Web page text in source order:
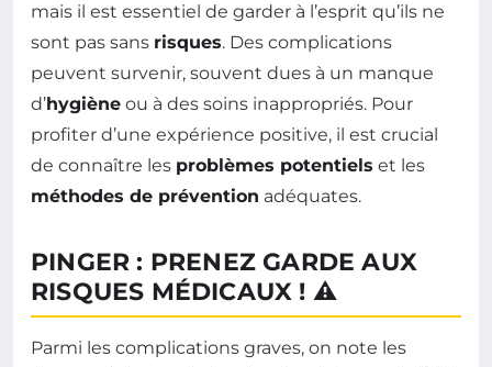
mais il est essentiel de garder à l’esprit qu’ils ne
sont pas sans risques. Des complications
peuvent survenir, souvent dues à un manque
d’hygiène ou à des soins inappropriés. Pour
profiter d’une expérience positive, il est crucial
de connaître les problèmes potentiels et les
méthodes de prévention adéquates.
PINGER : PRENEZ GARDE AUX
RISQUES MÉDICAUX ! ⚠️
Parmi les complications graves, on note les